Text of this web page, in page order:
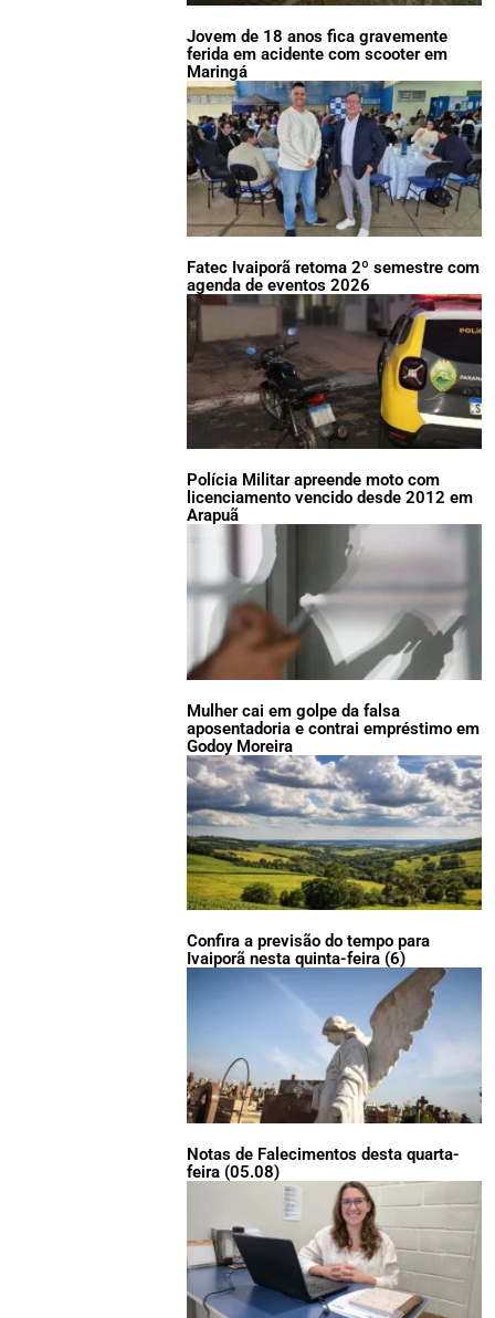
Jovem de 18 anos fica gravemente
ferida em acidente com scooter em
Maringá
Fatec Ivaiporã retoma 2º semestre com
agenda de eventos 2026
Polícia Militar apreende moto com
licenciamento vencido desde 2012 em
Arapuã
Mulher cai em golpe da falsa
aposentadoria e contrai empréstimo em
Godoy Moreira
Confira a previsão do tempo para
Ivaiporã nesta quinta-feira (6)
Notas de Falecimentos desta quarta-
feira (05.08)